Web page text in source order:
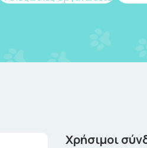
Χρήσιμοι